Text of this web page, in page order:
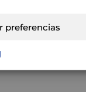
preferencias